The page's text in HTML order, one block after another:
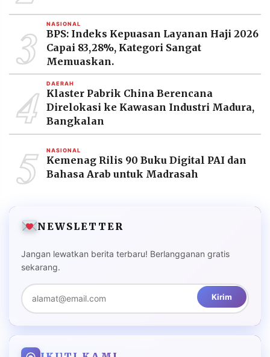
MEDIA
PRAMUDITA
3 NASIONAL
BPS: Indeks Kepuasan Layanan Haji 2026
Capai 83,28%, Kategori Sangat
Memuaskan.
4 DAERAH
Klaster Pabrik China Berencana
Direlokasi ke Kawasan Industri Madura,
Bangkalan
5 NASIONAL
Kemenag Rilis 90 Buku Digital PAI dan
Bahasa Arab untuk Madrasah
NEWSLETTER
Jangan lewatkan berita terbaru! Berlangganan gratis
sekarang.
Kirim